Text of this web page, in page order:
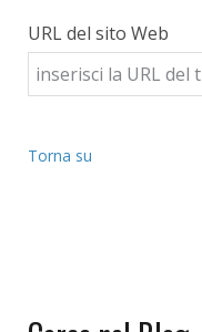
URL del sito Web
Torna su